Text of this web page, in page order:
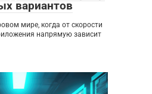
вариантов
мире, когда от скорости
напрямую зависит